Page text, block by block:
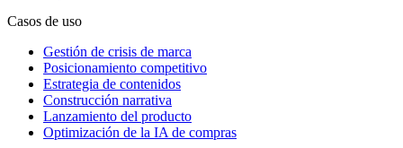
Casos de uso
Gestión de crisis de marca
Posicionamiento competitivo
Estrategia de contenidos
Construcción narrativa
Lanzamiento del producto
Optimización de la IA de compras